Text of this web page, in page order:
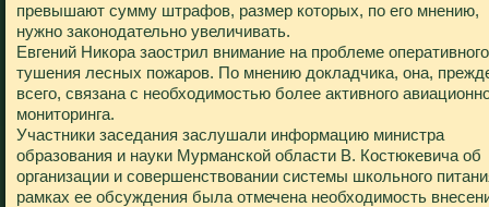
превышают сумму штрафов, размер которых, по его мнению,
нужно законодательно увеличивать.
Евгений Никора заострил внимание на проблеме оперативного
тушения лесных пожаров. По мнению докладчика, она,
всего, связана с необходимостью более активного
мониторинга.
Участники заседания заслушали информацию министра
образования и науки Мурманской области В. Костюкевича об
организации и совершенствовании системы школьного
рамках ее обсуждения была отмечена необходимость